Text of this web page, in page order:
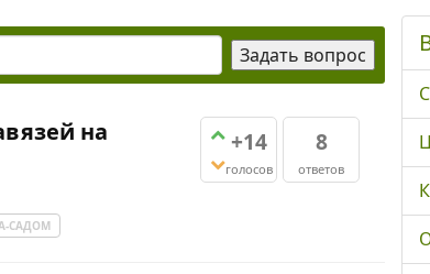
+14
голосов
8
ответов
на
САДОМ